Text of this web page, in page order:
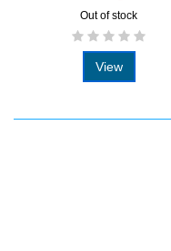
Out of stock
View